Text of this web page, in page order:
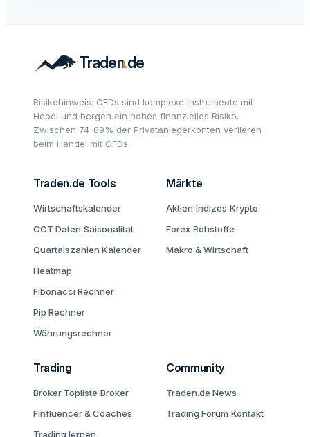
Risikohinweis: CFDs sind komplexe Instrumente mit
Hebel und bergen ein hohes finanzielles Risiko.
Zwischen 74-89% der Privatanlegerkonten verlieren
beim Handel mit CFDs.
Traden.de Tools
Wirtschaftskalender
COT Daten Saisonalität
Quartalszahlen Kalender
Heatmap
Fibonacci Rechner
Pip Rechner
Währungsrechner
Märkte
Aktien Indizes Krypto
Forex Rohstoffe
Makro & Wirtschaft
Trading
Broker Topliste Broker
Finfluencer & Coaches
Trading lernen
Community
Traden.de News
Trading Forum Kontakt